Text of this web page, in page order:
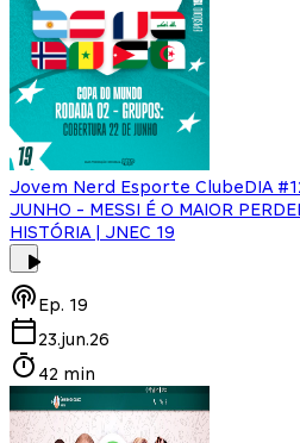
Jovem Nerd Esporte ClubeDIA
JUNHO - MESSI É O MAIOR
HISTÓRIA | JNEC 19
Ep. 19
23.jun.26
42 min